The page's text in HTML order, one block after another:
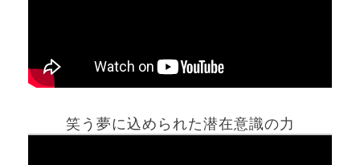
笑う夢に込められた潜在意識の力